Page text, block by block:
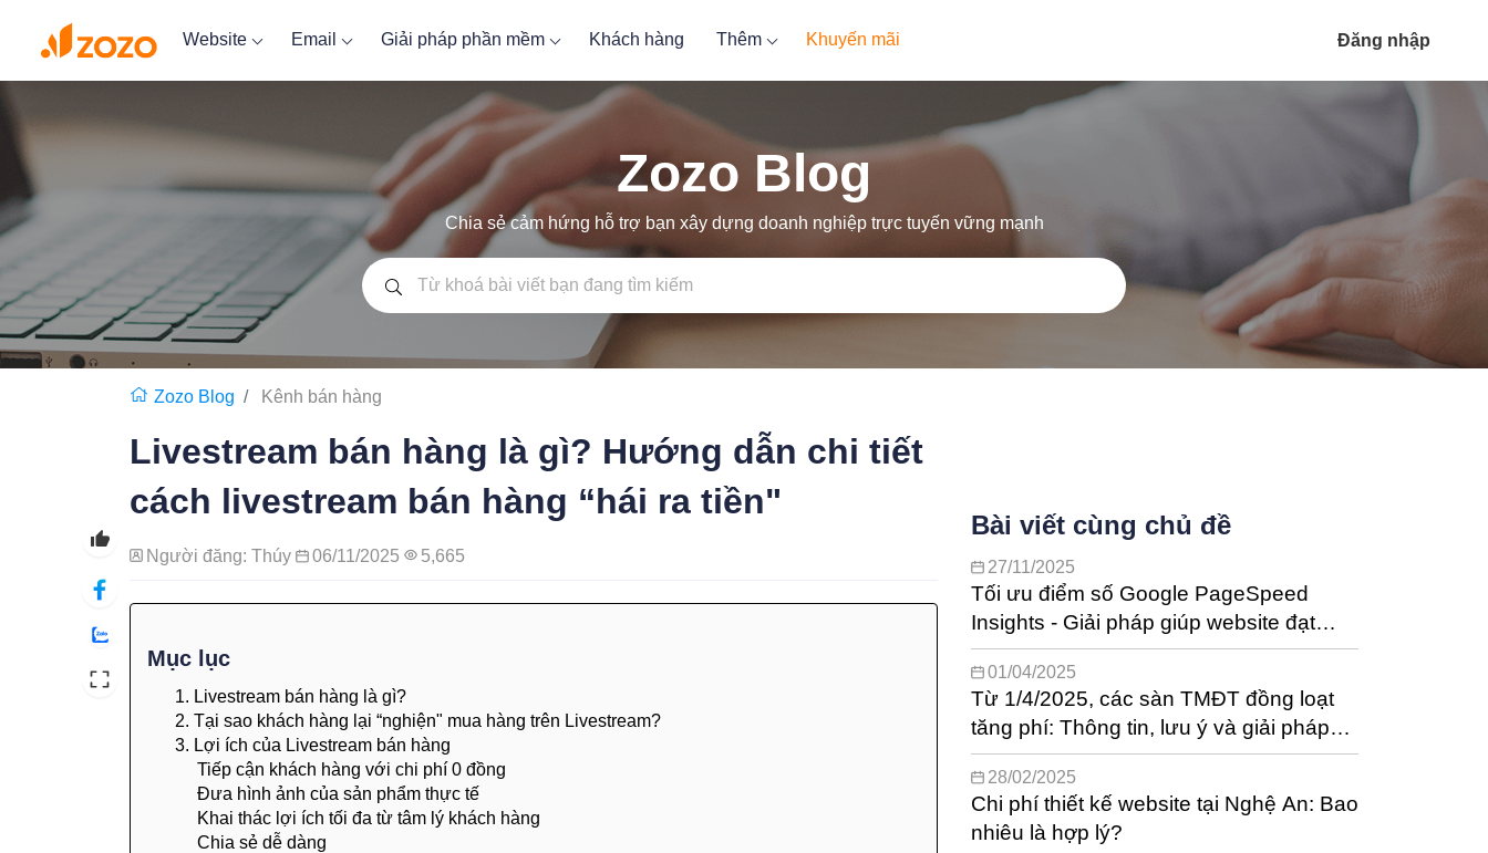
Website Email Giải pháp phần mềm Khách hàng Thêm Khuyến mãi Đăng nhập
Zozo Blog
Chia sẻ cảm hứng hỗ trợ bạn xây dựng doanh nghiệp trực tuyến vững mạnh
Zozo Blog Kênh bán hàng
Livestream bán hàng là gì? Hướng dẫn chi tiết
cách livestream bán hàng “hái ra tiền"
Người đăng: Thúy 06/11/2025 5,665
Mục lục
1. Livestream bán hàng là gì?
2. Tại sao khách hàng lại “nghiện" mua hàng trên Livestream?
3. Lợi ích của Livestream bán hàng
Tiếp cận khách hàng với chi phí 0 đồng
Đưa hình ảnh của sản phẩm thực tế
Khai thác lợi ích tối đa từ tâm lý khách hàng
Chia sẻ dễ dàng
Bài viết cùng chủ đề
27/11/2025
Tối ưu điểm số Google PageSpeed
Insights - Giải pháp giúp website đạt
hiệu suất tốt nhất
01/04/2025
Từ 1/4/2025, các sàn TMĐT đồng loạt
tăng phí: Thông tin, lưu ý và giải pháp
cho nhà bán hàng
28/02/2025
Chi phí thiết kế website tại Nghệ An: Bao
nhiêu là hợp lý?